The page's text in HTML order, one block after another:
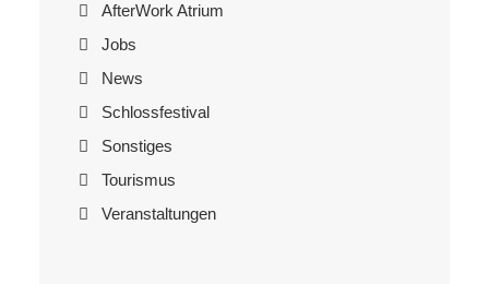
AfterWork Atrium
Jobs
News
Schlossfestival
Sonstiges
Tourismus
Veranstaltungen